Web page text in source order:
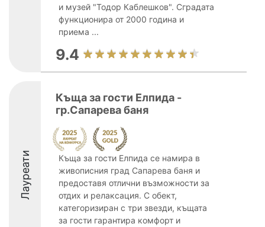
и музей "Тодор Каблешков". Сградата
функционира от 2000 година и
приема ...
9.4
Лауреати
Къща за гости Елпида -
гр.Сапарева баня
Къща за гости Елпида се намира в
живописния град Сапарева баня и
предоставя отлични възможности за
отдих и релаксация. С обект,
категоризиран с три звезди, къщата
за гости гарантира комфорт и